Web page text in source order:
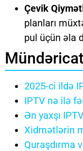
Çevik
planları
pul üçün əla
Mündəricat
2025-ci ildə
IPTV nə ilə
Ən yaxşı
Xidmətlərin
Quraşdırma